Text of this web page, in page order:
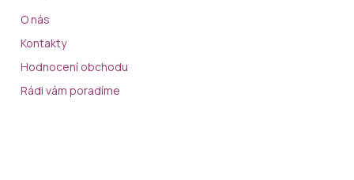
O nás
Kontakty
Hodnocení obchodu
Rádi vám poradíme